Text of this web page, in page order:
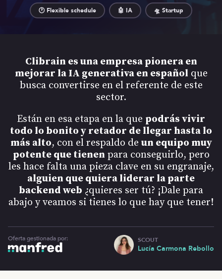
🕐 Flexible schedule 🤖 IA 🛸 Startup
Clibrain es una empresa pionera en
mejorar la IA generativa en español que
busca convertirse en el referente de este
sector.
Están en esa etapa en la que podrás vivir
todo lo bonito y retador de llegar hasta lo
más alto, con el respaldo de un equipo muy
potente que tienen para conseguirlo, pero
les hace falta una pieza clave en su engranaje,
alguien que quiera liderar la parte
backend web ¿quieres ser tú? ¡Dale para
abajo y veamos si tienes lo que hay que tener!
Oferta gestionada por: SCOUT
Lucía Carmona Rebollo